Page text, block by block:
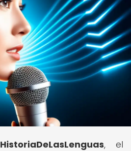
HistoriaDeLasLenguas, el